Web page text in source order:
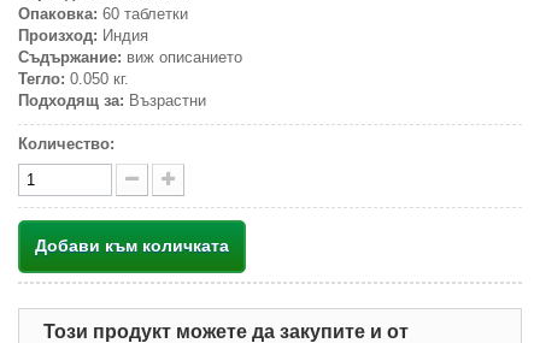
Опаковка: 60 таблетки
Произход: Индия
Съдържание: виж описанието
Тегло: 0.050 кг.
Подходящ за: Възрастни
Количество:
Добави към количката
Този продукт можете да закупите и от